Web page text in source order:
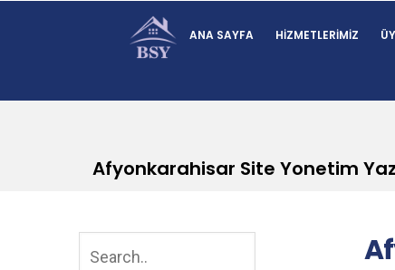
ANA SAYFA HIZMETLERIMIZ
Afyonkarahisar Site Yonetim